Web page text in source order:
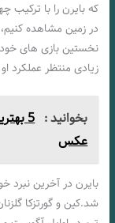
که بایرن را با ترکیب
در زمین مشاهده کنیم،
نخستین بازی های خود
زیادی منتظر عملکرد
بخوانید :
5
عکس
بایرن در آخرین نبرد
شد.کین و گورتزکا